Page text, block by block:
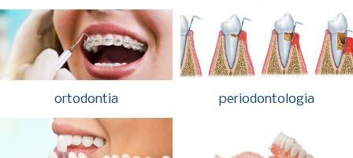
ortodontia periodontologia